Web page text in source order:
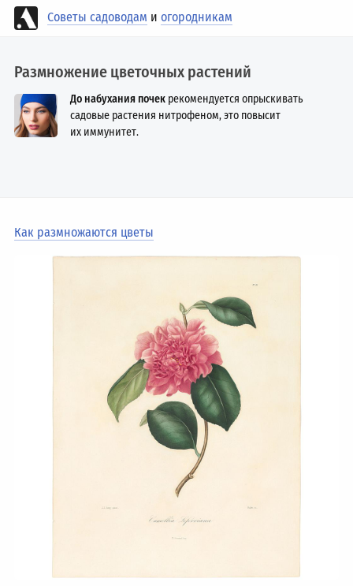
Советы садоводам иогородникам
Размножение цветочных растений
До набухания почек рекомендуется опрыскивать
садовые растения нитрофеном, это повысит
их иммунитет.
Как размножаются цветы